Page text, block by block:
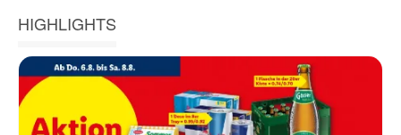
HIGHLIGHTS